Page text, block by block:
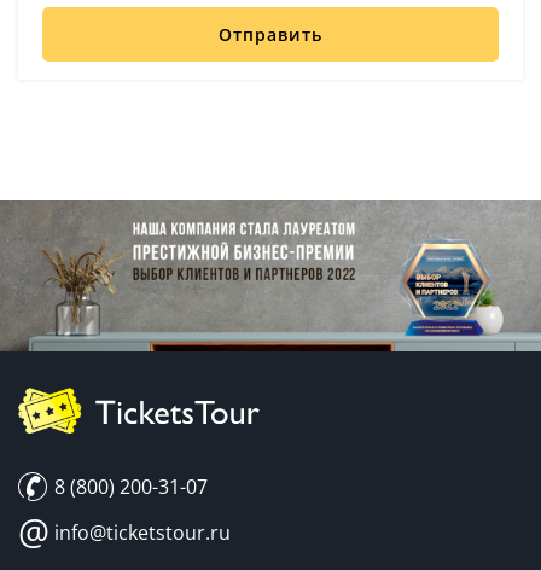
Отправить
8 (800) 200-31-07
@ info@ticketstour.ru